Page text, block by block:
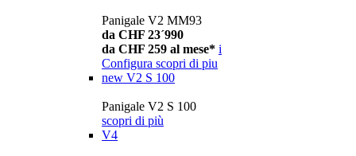
Panigale V2 MM93
da CHF 23´990
da CHF 259 al mese* i
Configura scopri di piu
new V2 S 100
Panigale V2 S 100
scopri di più
V4